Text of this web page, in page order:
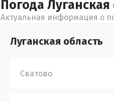
Погода Луганская
Актуальная информация о
Луганская область
Сватово